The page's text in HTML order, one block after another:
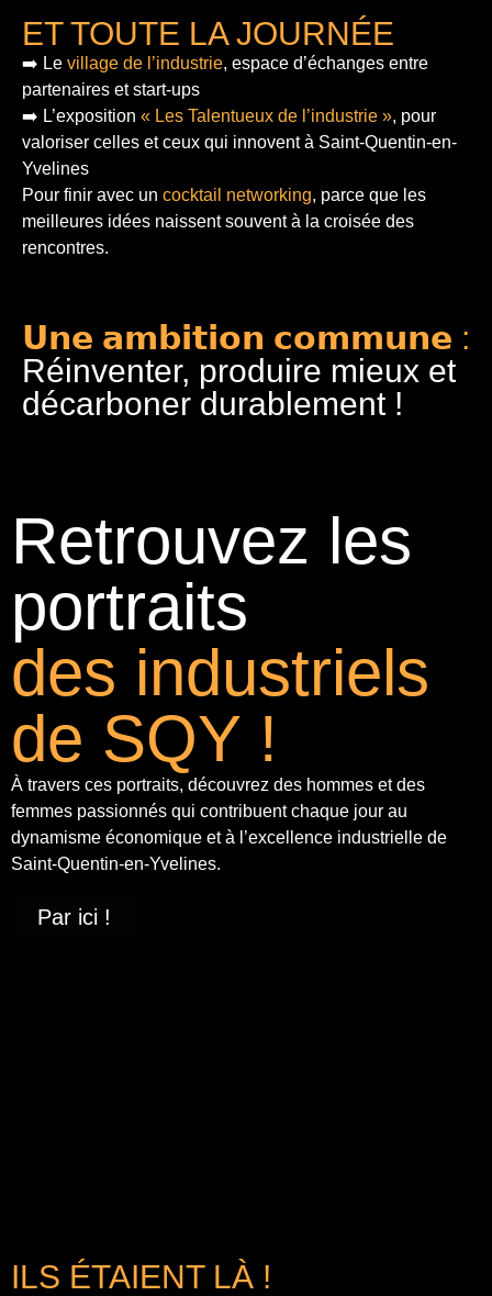
ET TOUTE LA JOURNÉE
➡️ Le village de l’industrie, espace d’échanges entre
partenaires et start-ups
➡️ L’exposition « Les Talentueux de l’industrie », pour
valoriser celles et ceux qui innovent à Saint-Quentin-en-
Yvelines
Pour finir avec un cocktail networking, parce que les
meilleures idées naissent souvent à la croisée des
rencontres.
𝗨𝗻𝗲 𝗮𝗺𝗯𝗶𝘁𝗶𝗼𝗻 𝗰𝗼𝗺𝗺𝘂𝗻𝗲 :
Réinventer, produire mieux et
décarboner durablement !
Retrouvez les
portraits
des industriels
de SQY !
À travers ces portraits, découvrez des hommes et des
femmes passionnés qui contribuent chaque jour au
dynamisme économique et à l’excellence industrielle de
Saint-Quentin-en-Yvelines.
Par ici !
ILS ÉTAIENT LÀ !